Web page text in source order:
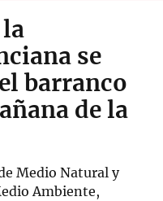
se
barranco
de la
Medio Natural y
Ambiente,